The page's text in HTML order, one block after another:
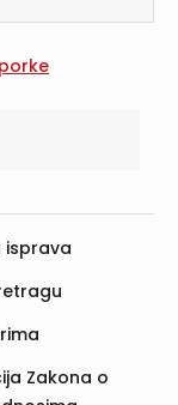
isprava
Zakona o